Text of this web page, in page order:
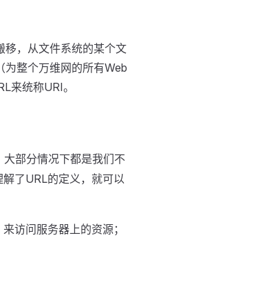
移，从文件系统的某个文
整个万维网的所有Web
来统称URI。
部分情况下都是我们不
了URL的定义，就可以
访问服务器上的资源；